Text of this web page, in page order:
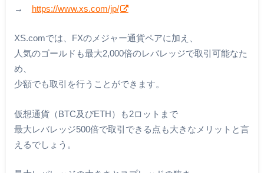
→ https://www.xs.com/jp/
XS.comでは、FXのメジャー通貨ペアに加え、
人気のゴールドも最大2,000倍のレバレッジで取引可能なた
め、
少額でも取引を行うことができます。
仮想通貨（BTC及びETH）も2ロットまで
最大レバレッジ500倍で取引できる点も大きなメリットと言
えるでしょう。